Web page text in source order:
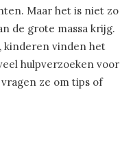
Maar het is niet zo
de grote massa krijg.
kinderen vinden het
hulpverzoeken voor
ze om tips of